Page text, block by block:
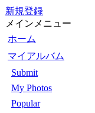
新規登録
メインメニュー
ホーム
マイアルバム
Submit
My Photos
Popular